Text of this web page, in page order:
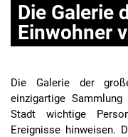
Die Galerie
Einwohner
Die Galerie der
einzigartige
Stadt wichtige
Ereignisse hinweisen.